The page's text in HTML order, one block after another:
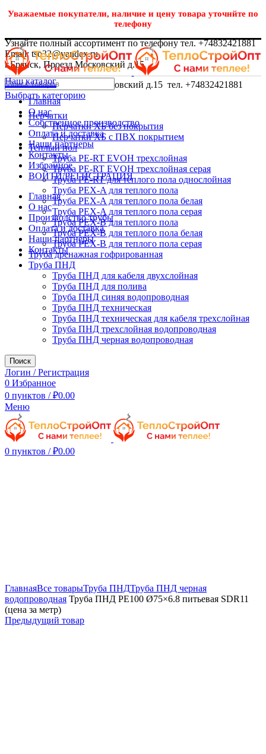
Уважаемые покупатели, наличие и цену товара уточнйте по
телефону
Узнайте полный ассортимент по телефону тел. +74832421881
Email: tso32@yandex.ru
г.Брянск, Проезд Московский д.15
г.Брянск, Проезд Московский д.15 тел. +74832421881
Выбрать категорию
Перчатки
Перчатки ХБ без покрытия
Перчатки ХБ с ПВХ покрытием
Теплый пол
Труба PE-RT EVOH трехслойная
Труба PE-RT EVOH трехслойная серая
Труба PE-RT для теплого пола однослойная
Труба PEX-A для теплого пола
Труба PEX-A для теплого пола белая
Труба PEX-A для теплого пола серая
Труба PEX-B для теплого пола
Труба PEX-B для теплого пола белая
Труба PEX-B для теплого пола серая
Труба дренажная гофрированная
Труба ПНД
Труба ПНД для кабеля двухслойная
Труба ПНД для полива
Труба ПНД синяя водопроводная
Труба ПНД техническая
Труба ПНД техническая для кабеля трехслойная
Труба ПНД трехслойная водопроводная
Труба ПНД черная водопроводная
Поиск
Логин / Регистрация
0 Избранное
0 пунктов / ₽0.00
Меню
0 пунктов / ₽0.00
Наш каталог
Главная
О нас
Собственное производство
Оплата и доставка
Наши партнеры
Контакты
Избранное
ВОЙТИ/РЕГИСТРАЦИЯ
Главная
О нас
Производство трубы
Оплата и доставка
Наши партнеры
Контакты
ГлавнаяВсе товарыТруба ПНДТруба ПНД черная
водопроводная Труба ПНД РЕ100 Ø75×6.8 питьевая SDR11
(цена за метр)
Предыдущий товар